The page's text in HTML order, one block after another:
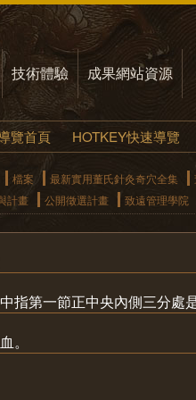
技術體驗 成果網站資源
覽首頁 HOTKEY快速導覽
檔案 最新實用董氏針灸奇穴全集
計畫 公開徵選計畫 致遠管理學院
指第一節正中央內側三分處
。